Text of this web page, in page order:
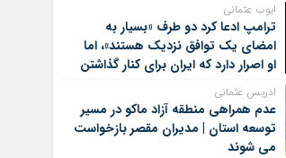
ایوب عثمانی
ترامپ ادعا کرد دو طرف «بسیار به
امضای یک توافق نزدیک هستند»، اما
او اصرار دارد که ایران برای کنار گذاشتن
برنامه‌های هسته‌ای خود گام‌های
بیشتری بردارد
ادریس عثمانی
عدم همراهی منطقه آزاد ماکو در مسیر
توسعه استان | مدیران مقصر بازخواست
می شوند